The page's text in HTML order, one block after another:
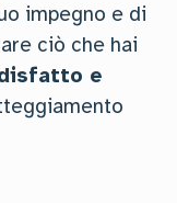
impegno e di
ciò che hai
e